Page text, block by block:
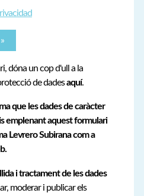
dóna un cop d'ull a la
de dadesaquí.
que les dades de caràcter
emplenant aquest formulari
Levrero Subirana com a
i tractament de les dades
moderar i publicar els